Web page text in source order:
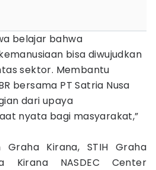
belajar bahwa
bisa diwujudkan
sektor. Membantu
bersama PT Satria Nusa
dari upaya
nyata bagi masyarakat,”
Graha Kirana, STIH Graha
Kirana NASDEC Center